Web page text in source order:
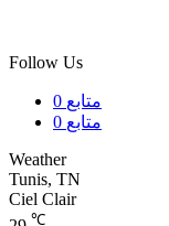
Follow Us
0 متابع
0 متابع
Weather
Tunis, TN
Ciel Clair
℃